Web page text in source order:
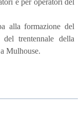
e per operatori del
alla formazione del
trentennale della
Mulhouse.